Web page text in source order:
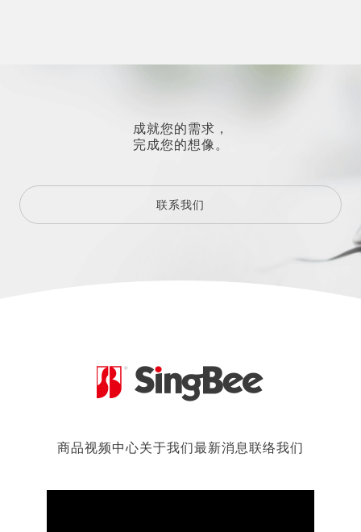
成就您的需求，
完成您的想像。
联系我们
商品视频中心关于我们最新消息联络我们